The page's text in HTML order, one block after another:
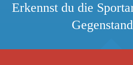
Erkennst du die